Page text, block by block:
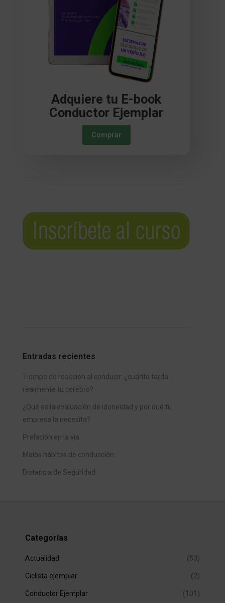
Adquiere tu E-book
Conductor Ejemplar
Comprar
Entradas recientes
Tiempo de reacción al conducir: ¿cuánto tarda
realmente tu cerebro?
¿Qué es la evaluación de idoneidad y por qué tu
empresa la necesita?
Prelación en la vía
Malos hábitos de conducción
Distancia de Seguridad
Categorías
Actualidad (53)
Ciclista ejemplar (2)
Conductor Ejemplar (101)